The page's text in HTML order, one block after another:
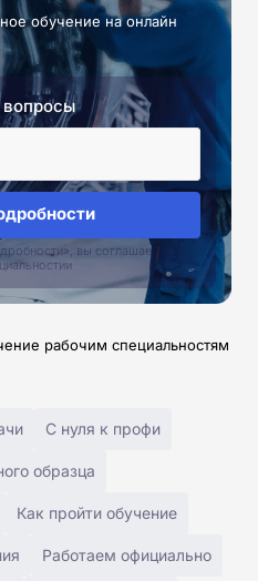
обучение на онлайн
вы соглашаетесь с
рабочим специальностям
С нуля к профи
образца
Как пройти обучение
Работаем официально